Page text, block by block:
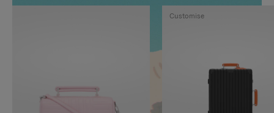
IS
GEPAUZEERD,
OP
GELUID
Customise